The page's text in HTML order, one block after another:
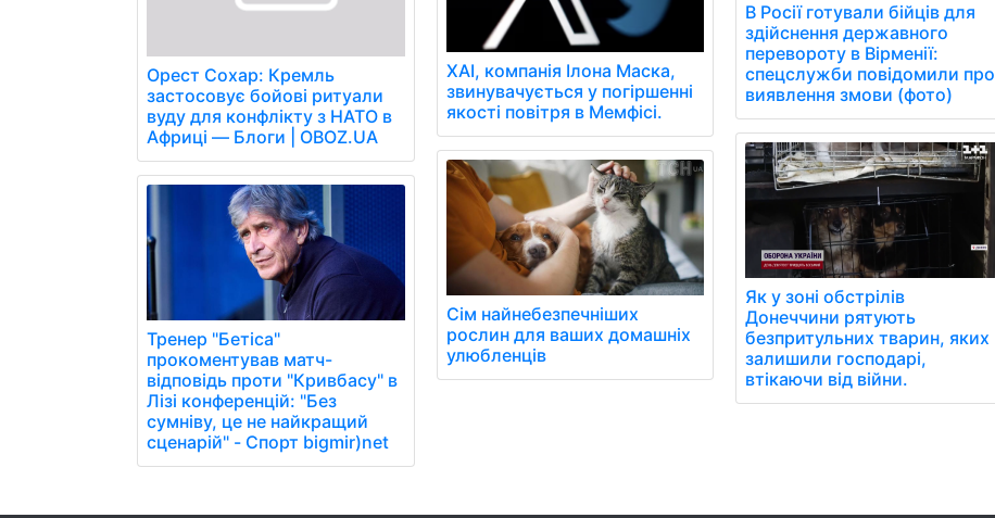
Орест Сохар: Кремль
застосовує бойові ритуали
вуду для конфлікту з НАТО в
Африці — Блоги | OBOZ.UA
Тренер "Бетіса"
прокоментував матч-
відповідь проти "Кривбасу" в
Лізі конференцій: "Без
сумніву, це не найкращий
сценарій" - Спорт bigmir)net
XAI, компанія Ілона Маска,
звинувачується у погіршенні
якості повітря в Мемфісі.
Сім найнебезпечніших
рослин для ваших домашніх
улюбленців
В Росії готували бійців для
здійснення державного
перевороту в Вірменії:
спецслужби повідомили про
виявлення змови (фото)
Як у зоні обстрілів
Донеччини рятують
безпритульних тварин, яких
залишили господарі,
втікаючи від війни.